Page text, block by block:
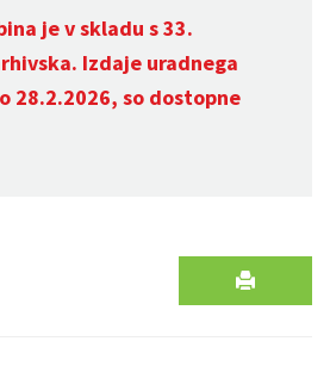
je v skladu s 33.
Izdaje uradnega
28.2.2026, so dostopne